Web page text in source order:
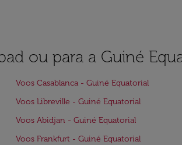
ou para a Guiné
Voos Casablanca - Guiné Equatorial
Voos Libreville - Guiné Equatorial
Voos Abidjan - Guiné Equatorial
Voos Frankfurt - Guiné Equatorial